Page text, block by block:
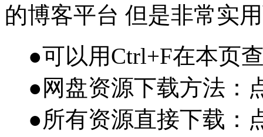
的博客平台 但是非常实
●可以用Ctrl+F在本页
●网盘资源下载方法：
●所有资源直接下载：